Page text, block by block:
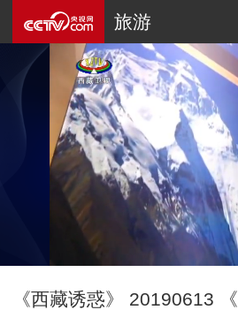
旅游
《西藏诱惑》 20190613